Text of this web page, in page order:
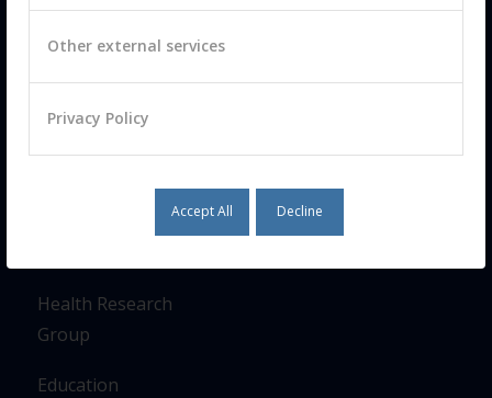
Other external services
Privacy Policy
Accept All Decline
Health Research
Group
Education